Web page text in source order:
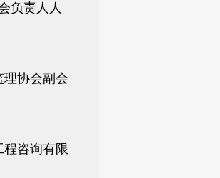
负责人人
协会副会
咨询有限